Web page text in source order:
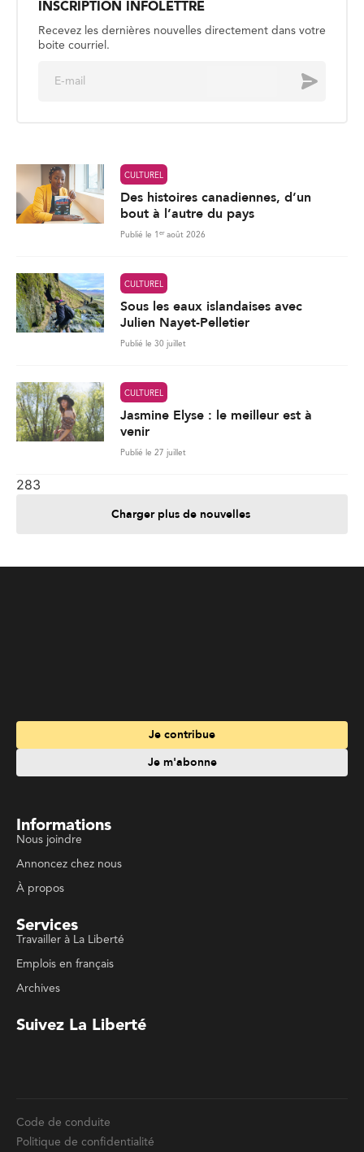
INSCRIPTION INFOLETTRE
Recevez les dernières nouvelles directement dans votre
boite courriel.
Envoyer
CULTUREL
Des histoires canadiennes, d’un
bout à l’autre du pays
Publié le 1 er août 2026
CULTUREL
Sous les eaux islandaises avec
Julien Nayet-Pelletier
Publié le 30 juillet
CULTUREL
Jasmine Elyse : le meilleur est à
venir
Publié le 27 juillet
283
Charger plus de nouvelles
Informations
Services
Travailler à La Liberté
Emplois en français
Suivez La Liberté